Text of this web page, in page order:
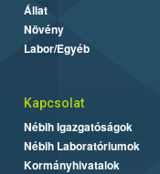
Állat
Növény
Labor/Egyéb
Kapcsolat
Nébih Igazgatóságok
Nébih Laboratóriumok
Kormányhivatalok